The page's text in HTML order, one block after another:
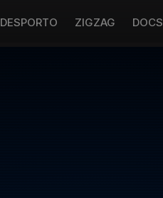
DESPORTO ZIGZAG DOCS